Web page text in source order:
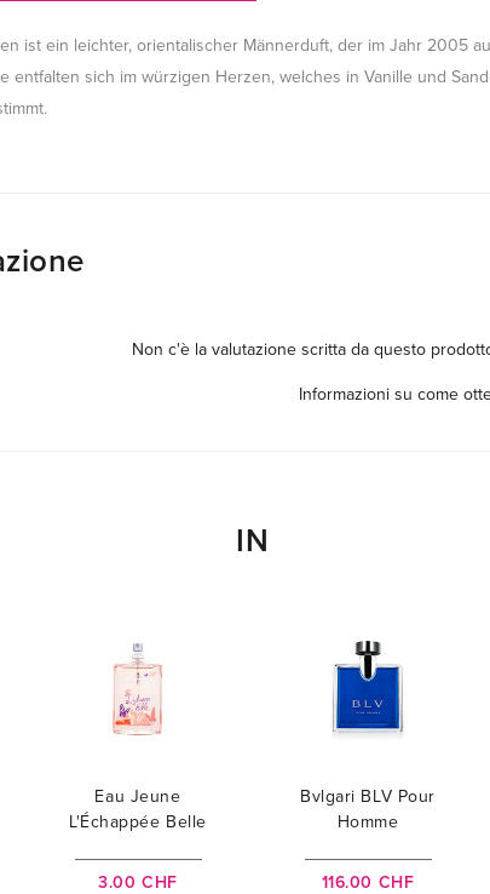
ist ein leichter, orientalischer Männerduft, der im Jahr 2005
entfalten sich im würzigen Herzen, welches in Vanille und
Non c'è la valutazione scritta da questo
Informazioni su come
IN
Eau Jeune
L'Échappée Belle
3.00 CHF
Bvlgari BLV Pour
Homme
116.00 CHF